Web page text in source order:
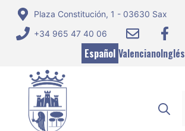
Saltar
contenido
Plaza Constitución, 1 - 03630 Sax
+34 965 47 40 06
Español ValencianoInglés